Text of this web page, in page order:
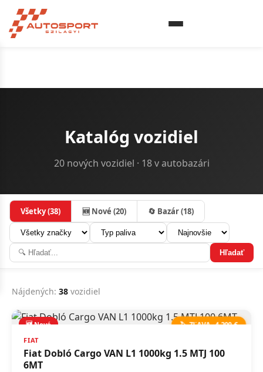
Katalóg vozidiel
20 nových vozidiel · 18 v autobazári
Všetky (38) 🆕 Nové (20) 🔄 Bazár (18)
Hľadať
Nájdených: 38 vozidiel
🆕 Nové 🏷️ ZĽAVA -4 200 €
FIAT
Fiat Dobló Cargo VAN L1 1000kg 1.5 MTJ 100
6MT